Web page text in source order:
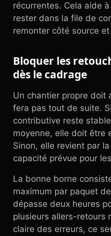
récurrentes. Cela aide
rester dans la file de
remonter côté source
Bloquer les
dès le cadrage
Un chantier propre doit
fera pas tout de suite.
contributive reste
moyenne, elle doit être
Sinon, elle revient par
capacité prévue pour
La bonne borne
maximum par paquet
dépasse deux heures
plusieurs allers-retours
claire des erreurs, ce